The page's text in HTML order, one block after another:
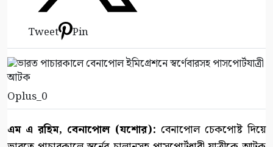
Tweet Pin
Oplus_0
এম এ রহিম, বেনাপোল (যশোর): বেনাপোল চেকপোষ্ট দিয়ে